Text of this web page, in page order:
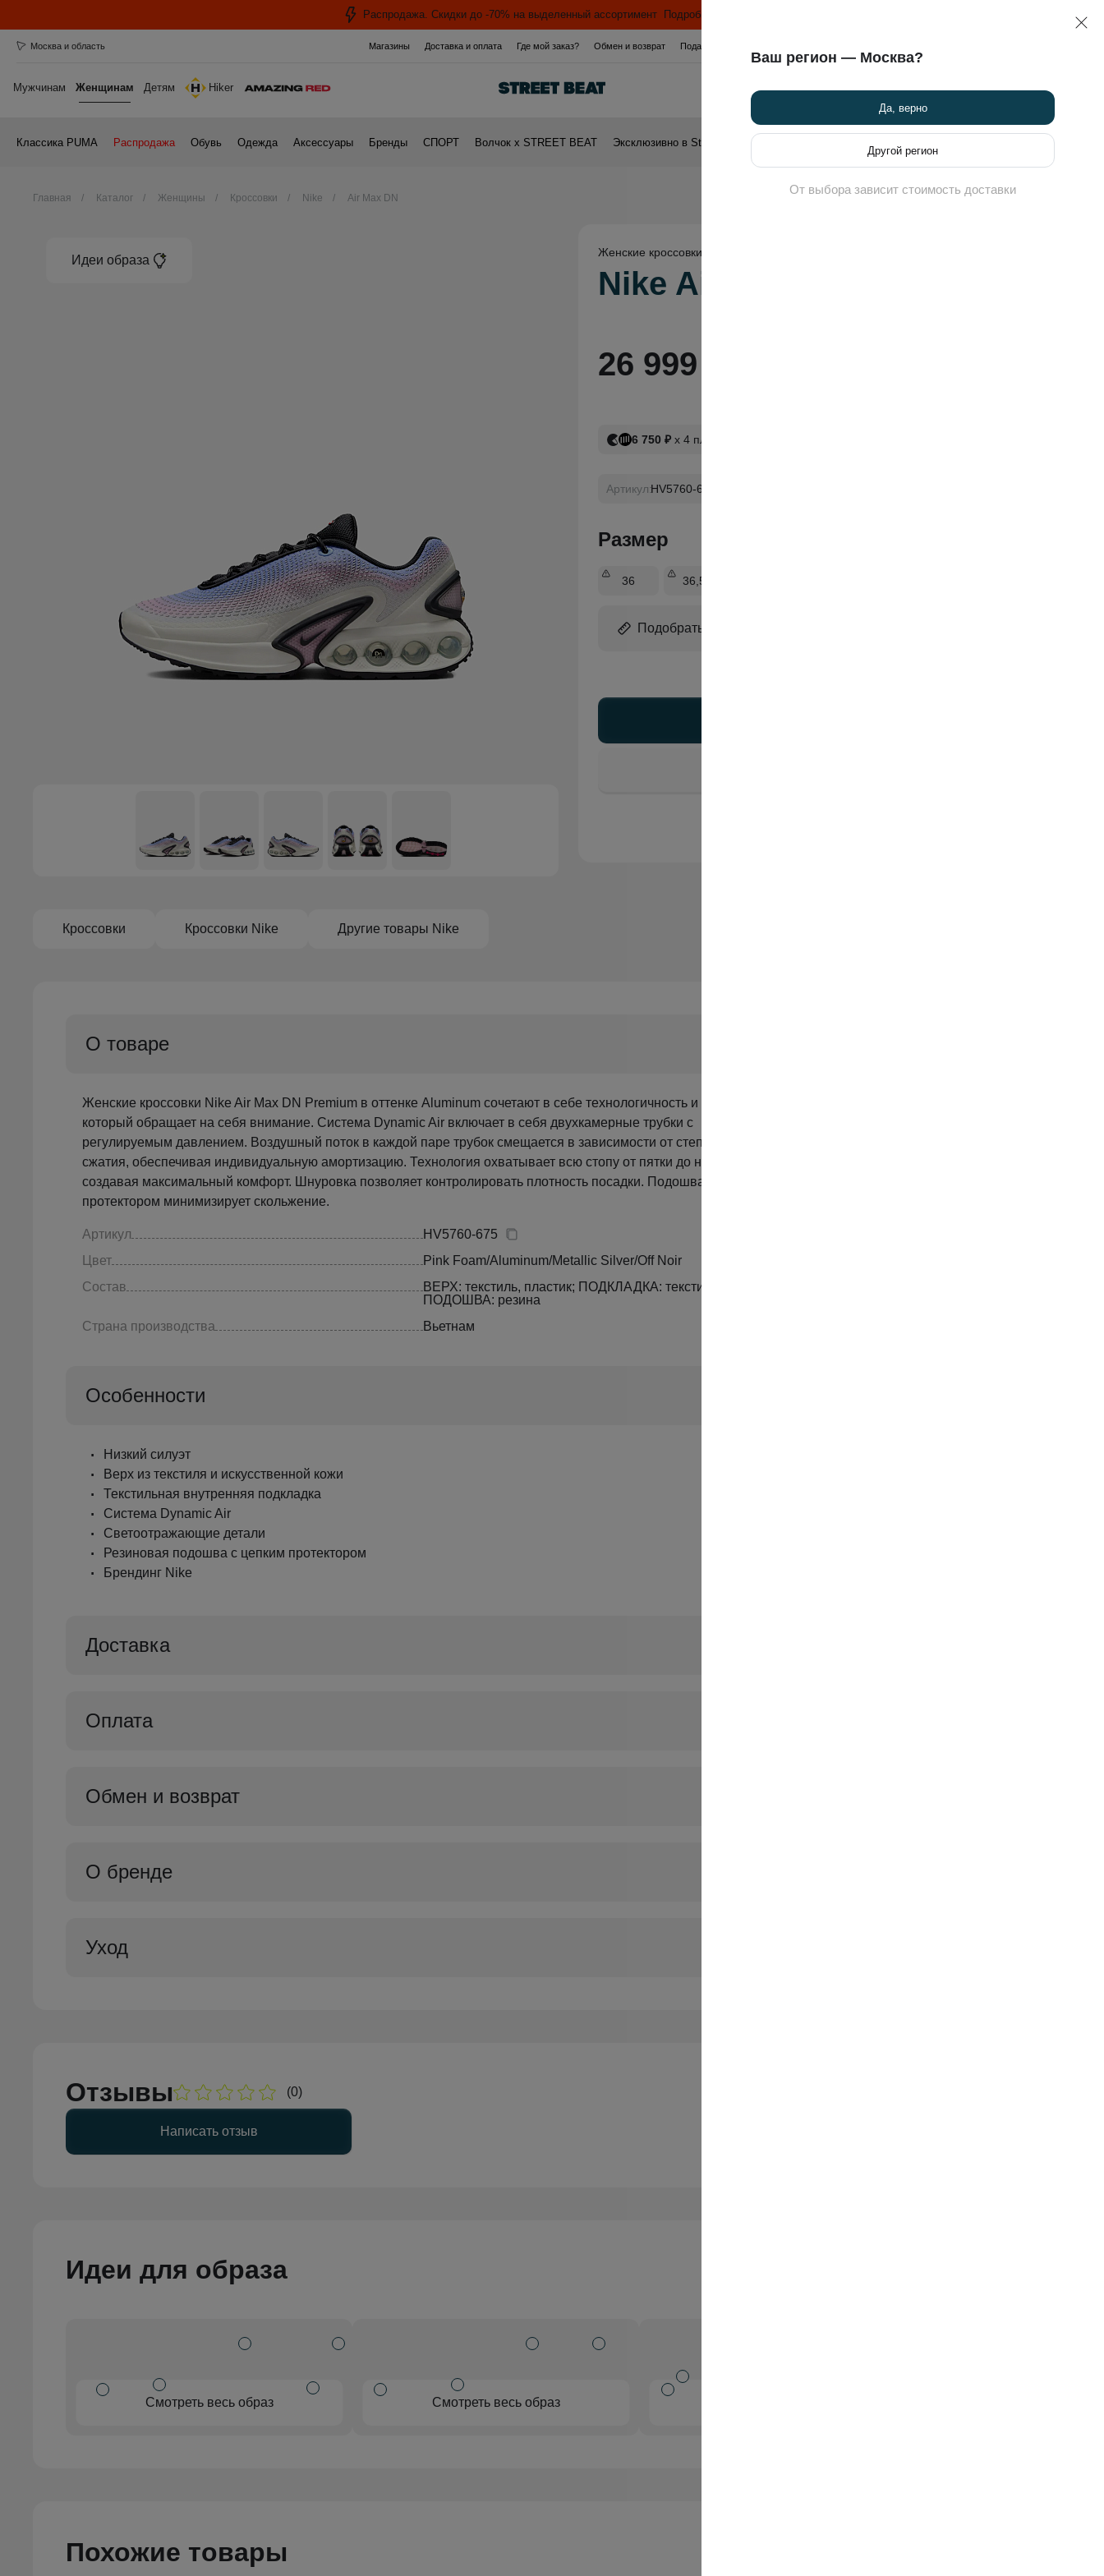
Распродажа. Скидки до -70% на выделенный ассортимент Подробнее >>
Москва и область Магазины Доставка и оплата Где мой заказ? Обмен и возврат Подарочная карта
Мужчинам Женщинам Детям Hiker Химчистка кроссовок Новости Программа привилегий
Классика PUMA Распродажа Обувь Одежда Аксессуары Бренды СПОРТ Волчок х STREET BEAT Эксклюзивно в Street Beat
Главная Каталог Женщины Кроссовки Nike Air Max DN
Идеи образа
Женские кроссовки
Nike Air Max DN Premium
26 999 ₽
6 750 ₽ х 4 платежа или
Артикул:HV5760-675
Размер
36 36,5
Подобрать размер
Кроссовки Кроссовки Nike Другие товары Nike
О товаре
Женские кроссовки Nike Air Max DN Premium в оттенке Aluminum сочетают в себе технологичность и визуал,
который обращает на себя внимание. Система Dynamic Air включает в себя двухкамерные трубки с
регулируемым давлением. Воздушный поток в каждой паре трубок смещается в зависимости от степени
сжатия, обеспечивая индивидуальную амортизацию. Технология охватывает всю стопу от пятки до носка,
создавая максимальный комфорт. Шнуровка позволяет контролировать плотность посадки. Подошва с цепким
протектором минимизирует скольжение.
Артикул
HV5760-675
Цвет
Pink Foam/Aluminum/Metallic Silver/Off Noir
Состав
ВЕРХ: текстиль, пластик; ПОДКЛАДКА: текстиль;
ПОДОШВА: резина
Страна производства
Вьетнам
Особенности
Низкий силуэт
Верх из текстиля и искусственной кожи
Текстильная внутренняя подкладка
Система Dynamic Air
Светоотражающие детали
Резиновая подошва с цепким протектором
Брендинг Nike
Доставка
Оплата
Обмен и возврат
О бренде
Уход
Отзывы (0)
Написать отзыв
Идеи для образа
Смотреть весь образ Смотреть весь образ
Похожие товары
Ваш регион — Москва?
Да, верно
Другой регион
От выбора зависит стоимость доставки